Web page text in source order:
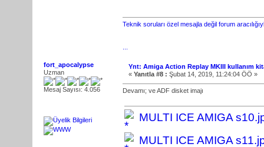
Teknik soruları özel mesajla değil forum
fort_apocalypse
Uzman
Mesaj Sayısı: 4.056
Ynt: Amiga Action Replay MKIII kullanım
« Yanıtla #8 : Şubat 14, 2019, 11:24:04 ÖÖ »
Devamı; ve ADF disket imajı
MULTI ICE AMIGA
MULTI ICE AMIGA